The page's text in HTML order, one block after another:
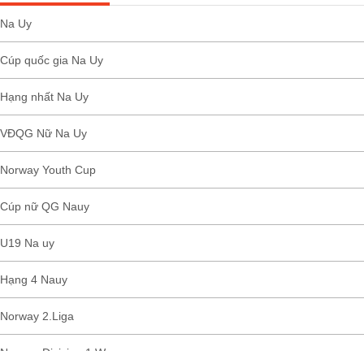
Na Uy
Cúp quốc gia Na Uy
Hạng nhất Na Uy
VĐQG Nữ Na Uy
Norway Youth Cup
Cúp nữ QG Nauy
U19 Na uy
Hạng 4 Nauy
Norway 2.Liga